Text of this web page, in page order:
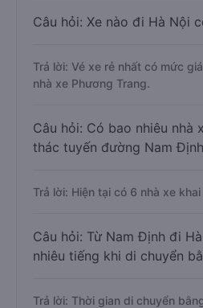
Câu hỏi: Xe nào đi Hà Nội
Trả lời: Vé xe rẻ nhất có mức
nhà xe Phương Trang.
Câu hỏi: Có bao nhiêu nhà
thác tuyến đường Nam
Trả lời: Hiện tại có 6 nhà xe
Câu hỏi: Từ Nam Định đi
nhiêu tiếng khi di chuyển
Trả lời: Thời gian di chuyển